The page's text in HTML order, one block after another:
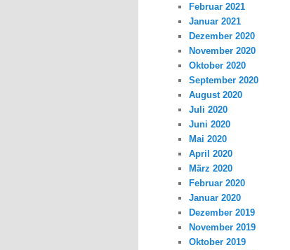
Februar 2021
Januar 2021
Dezember 2020
November 2020
Oktober 2020
September 2020
August 2020
Juli 2020
Juni 2020
Mai 2020
April 2020
März 2020
Februar 2020
Januar 2020
Dezember 2019
November 2019
Oktober 2019